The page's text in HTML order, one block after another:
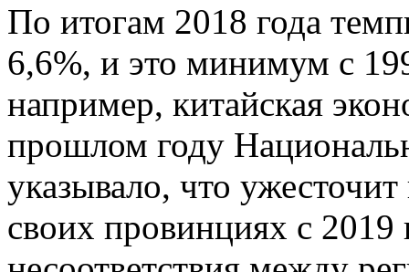
По итогам 2018 года
6,6%, и это минимум с
например, китайская
прошлом году
указывало, что
своих провинциях с 2019